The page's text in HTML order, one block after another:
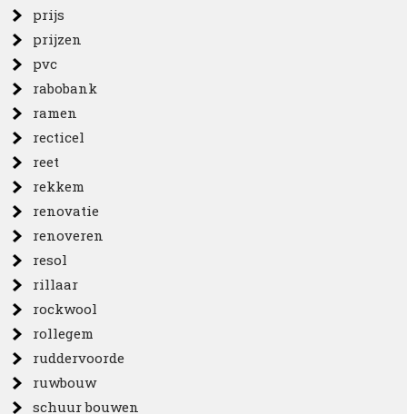
prijs
prijzen
pvc
rabobank
ramen
recticel
reet
rekkem
renovatie
renoveren
resol
rillaar
rockwool
rollegem
ruddervoorde
ruwbouw
schuur bouwen